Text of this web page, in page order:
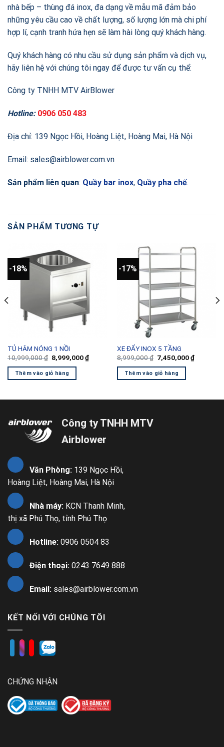
nhà bếp – thùng đá inox, đa dạng về mẫu mã đảm bảo
những yêu cầu cao về chất lượng, số lượng lớn mà chi phí
hợp lí, cạnh tranh hứa hẹn sẽ làm hài lòng quý khách hàng.
Quý khách hàng có nhu cầu sử dụng sản phẩm và dịch vụ,
hãy liên hệ với chúng tôi ngay để được tư vấn cụ thể:
Công ty TNHH MTV AirBlower
Hotline:0906 050 483
Địa chỉ: 139 Ngọc Hồi, Hoàng Liệt, Hoàng Mai, Hà Nội
Email: sales@airblower.com.vn
Sản phẩm liên quan: Quầy bar inox, Quầy pha chế.
SẢN PHẨM TƯƠNG TỰ
-18%
TỦ HÂM NÓNG 1 NỒI
10,999,000₫ Giá
gốc
là:
10,999,000 ₫.
8,999,000₫Giá
hiện
Thêm vào giỏ hàng
-17%
XE ĐẨY INOX 5 TẦNG
8,999,000₫ Giá
gốc
là:
8,999,000 ₫.
7,450,000₫Giá
hiện
Thêm vào giỏ hàng
Công ty TNHH MTV
Airblower
Văn Phòng: 139 Ngọc Hồi,
Hoàng Liệt, Hoàng Mai, Hà Nội
Nhà máy: KCN Thanh Minh,
thị xã Phú Thọ, tỉnh Phú Thọ
Hotline: 0906 0504 83
Điện thoại: 0243 7649 888
Email: sales@airblower.com.vn
KẾT NỐI VỚI CHÚNG TÔI
CHỨNG NHẬN